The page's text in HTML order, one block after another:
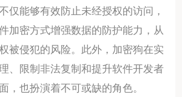
仅能够有效防止未经授权的访问，
加密方式增强数据的防护能力，从
被侵犯的风险。此外，加密狗在实
、限制非法复制和提升软件开发者
，也扮演着不可或缺的角色。